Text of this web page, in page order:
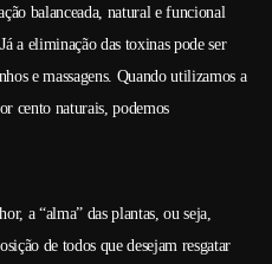
balanceada, natural e funcional
a eliminação das toxinas pode ser
e massagens. Quando utilizamos a
cento naturais, podemos
a “alma” das plantas, ou seja,
de todos que desejam resgatar